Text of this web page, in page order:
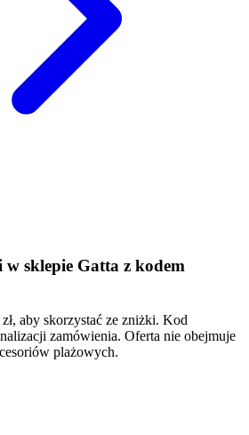
sklepie Gatta z kodem
aby skorzystać ze zniżki. Kod
zamówienia. Oferta nie obejmuje
plażowych.